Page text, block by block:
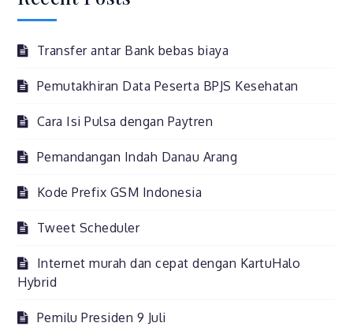
Transfer antar Bank bebas biaya
Pemutakhiran Data Peserta BPJS Kesehatan
Cara Isi Pulsa dengan Paytren
Pemandangan Indah Danau Arang
Kode Prefix GSM Indonesia
Tweet Scheduler
Internet murah dan cepat dengan KartuHalo
Hybrid
Pemilu Presiden 9 Juli